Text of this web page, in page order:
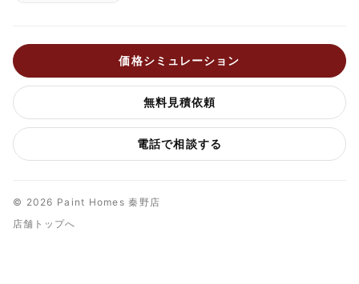
価格シミュレーション
無料見積依頼
電話で相談する
© 2026 Paint Homes 秦野店
店舗トップへ